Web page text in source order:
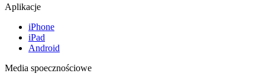
Aplikacje
iPhone
iPad
Android
Media spoecznościowe